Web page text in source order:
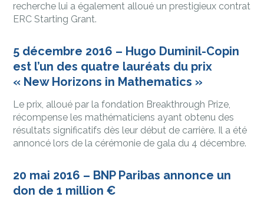
recherche lui a également alloué un prestigieux contrat
ERC Starting Grant.
5 décembre 2016 – Hugo Duminil-Copin
est l’un des quatre lauréats du prix
« New Horizons in Mathematics »
Le prix, alloué par la fondation Breakthrough Prize,
récompense les mathématiciens ayant obtenu des
résultats significatifs dès leur début de carrière. Il a été
annoncé lors de la cérémonie de gala du 4 décembre.
20 mai 2016 – BNP Paribas annonce un
don de 1 million €